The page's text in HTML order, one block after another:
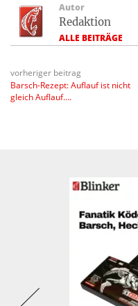
Autor
Redaktion
ALLE BEITRÄGE
vorheriger beitrag
Barsch-Rezept: Auflauf ist nicht
gleich Auflauf….